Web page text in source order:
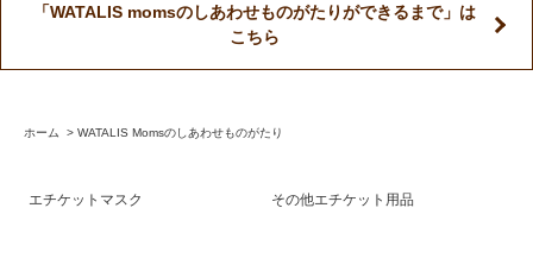
「WATALIS momsのしあわせものがたりができるまで」は
こちら
ホーム > WATALIS Momsのしあわせものがたり
エチケットマスク その他エチケット用品